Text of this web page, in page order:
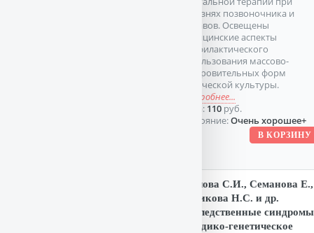
болезнях позвоночника и
суставов. Освещены
медицинские аспекты
профилактического
использования массово-
оздоровительных форм
физической культуры.
подробнее...
Цена: 110руб.
Состояние:Очень хорошее+
Козлова С.И., Семанова Е.,
Демикова Н.С. и др.
Наследственные синдромы
и медико-генетическое